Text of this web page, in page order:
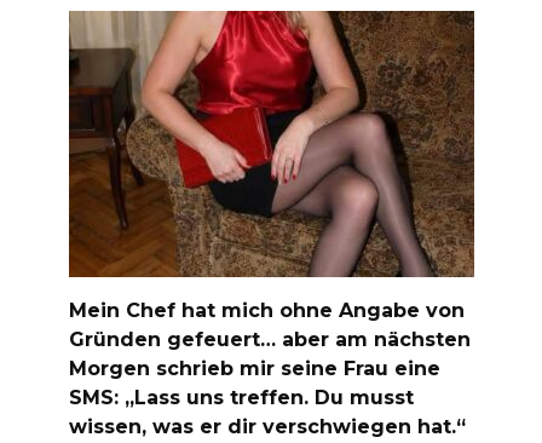
Mein Chef hat mich ohne Angabe von
Gründen gefeuert… aber am nächsten
Morgen schrieb mir seine Frau eine
SMS: „Lass uns treffen. Du musst
wissen, was er dir verschwiegen hat.“